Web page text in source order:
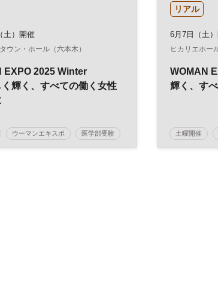
土）開催
ウン・ホール（六本木）
EXPO 2025 Winter
く輝く、すべての働く女性
ウーマンエキスポ 医学部受験
リアル
6月7日（土
ヒカリエホー
WOMAN
輝く、す
土曜開催